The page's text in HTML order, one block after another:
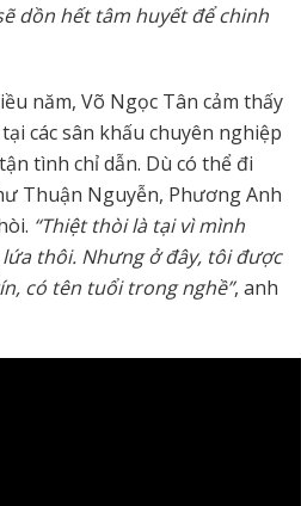
dồn hết tâm huyết để chinh
năm, Võ Ngọc Tân cảm thấy
các sân khấu chuyên nghiệp
tình chỉ dẫn. Dù có thể đi
Thuận Nguyễn, Phương Anh
“Thiệt thòi là tại vì mình
thôi. Nhưng ở đây, tôi được
có tên tuổi trong nghề”, anh